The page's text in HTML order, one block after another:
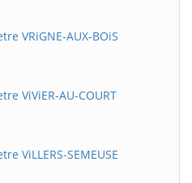
VRiGNE-AUX-BOiS
ViViER-AU-COURT
ViLLERS-SEMEUSE